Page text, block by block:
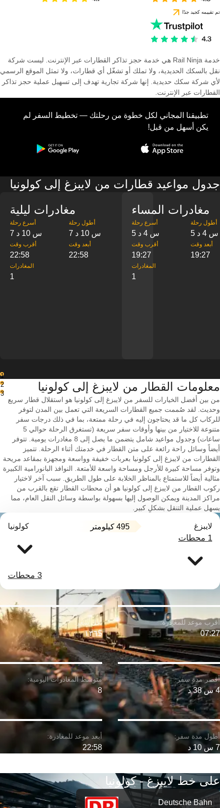
تم تقييمه كجيد جدًا
خدمة Rail Ninja هي خدمة حجز تذاكر القطارات عبر الإنترنت. ليست شركة
نقل بالسكك الحديدية، ولا تملك أو تشغّل أي قطارات، ولا تمثل الموقع الرسمي
لأي شركة سكك حديدية. إنها شركة تجارية تهدف إلى تسهيل عملية حجز تذاكر
القطارات عبر الإنترنت.
تطبيقنا المجاني لكل خطوة من رحلتك — تخطيط السفر لم
يكن أسهل من قبل!
جدول مواعيد قطارات من لايبزغ إلى كولونيا
مغادرات ليلية
‎أسرع رحلة
7 س 10 د
‎أطول رحلة
7 س 10 د
‎أقرب وقت
22:58
‎أبعد وقت
22:58
‎المغادرات
1
مغادرات المساء
‎أسرع رحلة
5 س 4 د
‎أطول رحلة
5 س 4 د
‎أقرب وقت
19:27
‎أبعد وقت
19:27
‎المغادرات
1
1
2
3
معلومات القطار من ‎لايبزغ إلى ‎كولونيا
من بين أفضل الخيارات للسفر من لايبزغ إلى كولونيا هو استقلال قطار سريع
وحديث. لقد صُممت جميع القطارات السريعة التي تعمل بين المدن لتوفر
للركاب كل ما قد يحتاجون إليه في رحلة ممتعة، بما في ذلك درجات سفر
متنوعة للاختيار من بينها وأوقات سفر سريعة (تستغرق الرحلة حوالي 5
ساعات) وجدول مواعيد شامل يتضمن ما يصل إلى 8 مغادرات يومية. تتوفر
أيضاً وسائل راحة رائعة على متن القطار في خدمتك أثناء الرحلة. تتميز
القطارات من لايبزغ إلى كولونيا بعربات خفيفة وواسعة ومجهزة بمقاعد مريحة
وتوفر مساحة كبيرة للأرجل ومساحة واسعة للأمتعة. النوافذ البانورامية الكبيرة
مثالية أيضاً للاستمتاع بالمناظر الخلابة على طول الطريق. سبب آخر لاختيار
ركوب القطار من لايبزغ إلى كولونيا هو أن محطات القطار تقع بالقرب من
مراكز المدينة ويمكن الوصول إليها بسهولة بواسطة وسائل النقل العام، مما
يسهل عملية التنقل بشكلٍ كبير.
لايبزغ 495 كيلومتر كولونيا
1 محطات
3 محطات
4 س 38 د
07:27
7 س 10 د
$١٣٦
8
22:58
على خط لايبزغ - كولونيا
Deutsche Bahn